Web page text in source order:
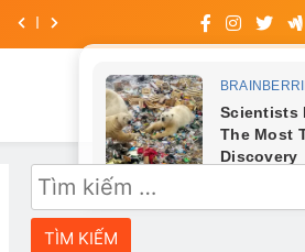
Tìm
kiếm
cho: